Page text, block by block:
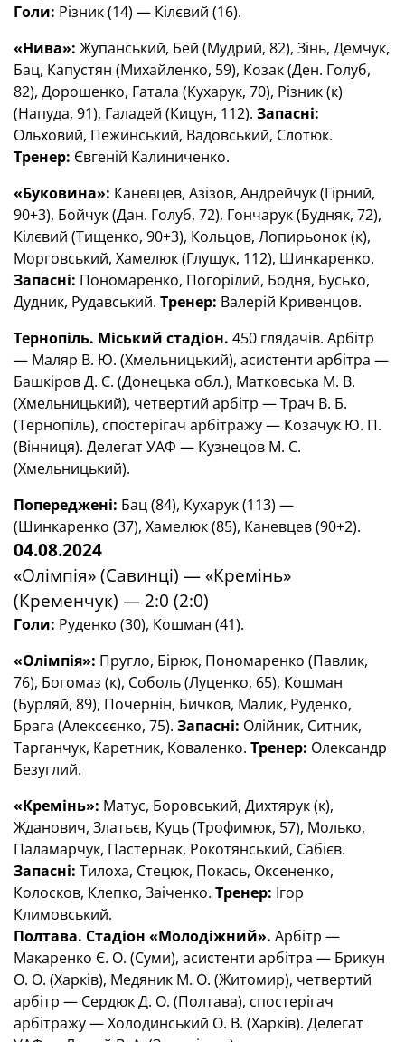
Голи: Різник (14) — Кілєвий (16).
«Нива»: Жупанський, Бей (Мудрий, 82), Зінь, Демчук,
Бац, Капустян (Михайленко, 59), Козак (Ден. Голуб,
82), Дорошенко, Гатала (Кухарук, 70), Різник (к)
(Напуда, 91), Галадей (Кицун, 112). Запасні:
Ольховий, Пежинський, Вадовський, Слотюк.
Тренер: Євгеній Калиниченко.
«Буковина»: Каневцев, Азізов, Андрейчук (Гірний,
90+3), Бойчук (Дан. Голуб, 72), Гончарук (Будняк, 72),
Кілєвий (Тищенко, 90+3), Кольцов, Лопирьонок (к),
Морговський, Хамелюк (Глущук, 112), Шинкаренко.
Запасні: Пономаренко, Погорілий, Бодня, Бусько,
Дудник, Рудавський. Тренер: Валерій Кривенцов.
Тернопіль. Міський стадіон. 450 глядачів. Арбітр
— Маляр В. Ю. (Хмельницький), асистенти арбітра —
Башкіров Д. Є. (Донецька обл.), Матковська М. В.
(Хмельницький), четвертий арбітр — Трач В. Б.
(Тернопіль), спостерігач арбітражу — Козачук Ю. П.
(Вінниця). Делегат УАФ — Кузнецов М. С.
(Хмельницький).
Попереджені: Бац (84), Кухарук (113) —
(Шинкаренко (37), Хамелюк (85), Каневцев (90+2).
04.08.2024
«Олімпія» (Савинці) — «Кремінь»
(Кременчук) — 2:0 (2:0)
Голи: Руденко (30), Кошман (41).
«Олімпія»: Пругло, Бірюк, Пономаренко (Павлик,
76), Богомаз (к), Соболь (Луценко, 65), Кошман
(Бурляй, 89), Почернін, Бичков, Малик, Руденко,
Брага (Алексєєнко, 75). Запасні: Олійник, Ситник,
Тарганчук, Каретник, Коваленко. Тренер: Олександр
Безуглий.
«Кремінь»: Матус, Боровський, Дихтярук (к),
Жданович, Златьєв, Куць (Трофимюк, 57), Молько,
Паламарчук, Пастернак, Рокотянський, Сабієв.
Запасні: Тилоха, Стецюк, Покась, Оксененко,
Колосков, Клепко, Заіченко. Тренер: Ігор
Климовський.
Полтава. Стадіон «Молодіжний». Арбітр —
Макаренко Є. О. (Суми), асистенти арбітра — Брикун
О. О. (Харків), Медяник М. О. (Житомир), четвертий
арбітр — Сердюк Д. О. (Полтава), спостерігач
арбітражу — Холодинський О. В. (Харків). Делегат